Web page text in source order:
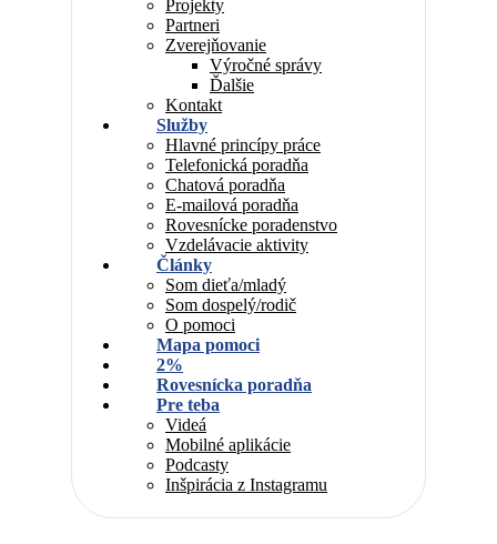
Projekty
Partneri
Zverejňovanie
Výročné správy
Ďalšie
Kontakt
Služby
Hlavné princípy práce
Telefonická poradňa
Chatová poradňa
E-mailová poradňa
Rovesnícke poradenstvo
Vzdelávacie aktivity
Články
Som dieťa/mladý
Som dospelý/rodič
O pomoci
Mapa pomoci
2%
Rovesnícka poradňa
Pre teba
Videá
Mobilné aplikácie
Podcasty
Inšpirácia z Instagramu